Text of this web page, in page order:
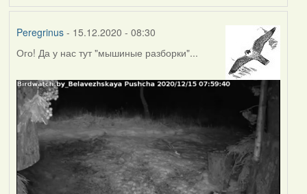
Peregrinus- 15.12.2020 - 08:30
Ого! Да у нас тут "мышиные разборки"...